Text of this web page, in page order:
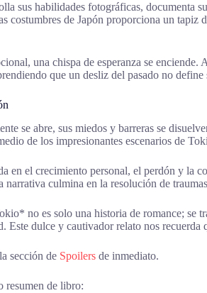
sus habilidades fotográficas, documenta
costumbres de Japón proporciona un
una chispa de esperanza se
que un desliz del pasado no
se abre, sus miedos y barreras se
de los impresionantes escenarios de
en el crecimiento personal, el perdón y la
narrativa culmina en la resolución de
no es solo una historia de romance; se
Este dulce y cautivador relato nos
sección de Spoilers de inmediato.
resumen de libro: